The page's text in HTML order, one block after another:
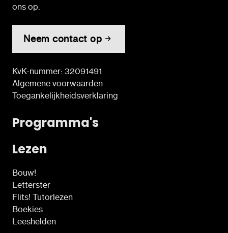
ons op.
Neem contact op
KvK-nummer: 32091491
Algemene voorwaarden
Toegankelijkheidsverklaring
Programma's
Lezen
Bouw!
Letterster
Flits! Tutorlezen
Boekies
Leeshelden